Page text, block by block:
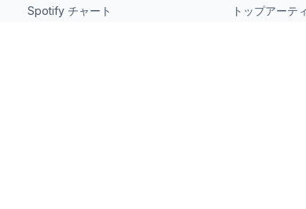
Spotify チャート
トップアーテ